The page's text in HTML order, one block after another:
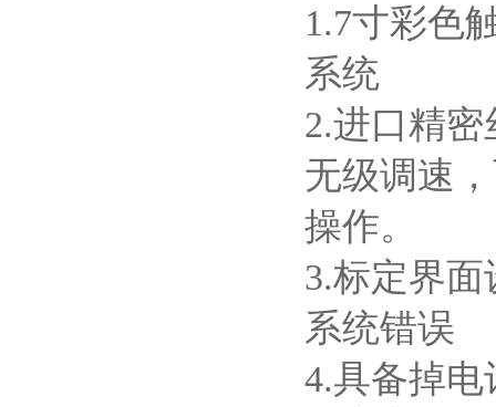
1.7寸彩色
系统
2.进口精
无级调速
操作。
3.标定界
系统错误
4.具备掉